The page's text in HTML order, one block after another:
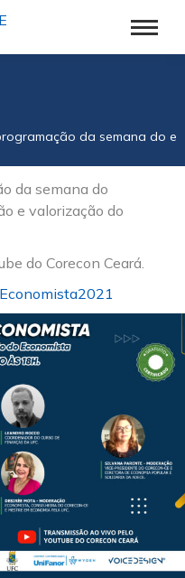
da semana do
da semana do
e valorização do
do Corecon Ceará.